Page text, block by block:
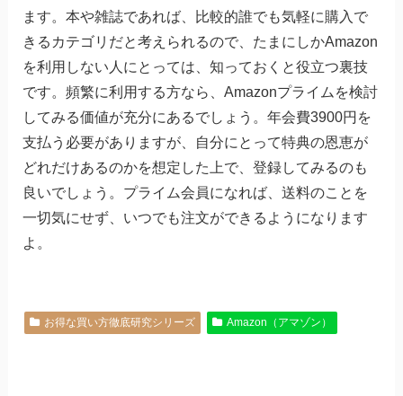
ます。本や雑誌であれば、比較的誰でも気軽に購入で
きるカテゴリだと考えられるので、たまにしかAmazon
を利用しない人にとっては、知っておくと役立つ裏技
です。頻繁に利用する方なら、Amazonプライムを検討
してみる価値が充分にあるでしょう。年会費3900円を
支払う必要がありますが、自分にとって特典の恩恵が
どれだけあるのかを想定した上で、登録してみるのも
良いでしょう。プライム会員になれば、送料のことを
一切気にせず、いつでも注文ができるようになります
よ。
お得な買い方徹底研究シリーズ Amazon（アマゾン）